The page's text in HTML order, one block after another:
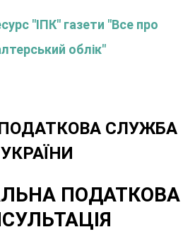
"ІПК" газети "Все про
облік"
СЛУЖБА
УКРАЇНИ
ПОДАТКОВА